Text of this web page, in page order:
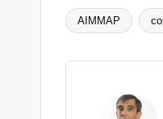
Tags:
AIMMAP